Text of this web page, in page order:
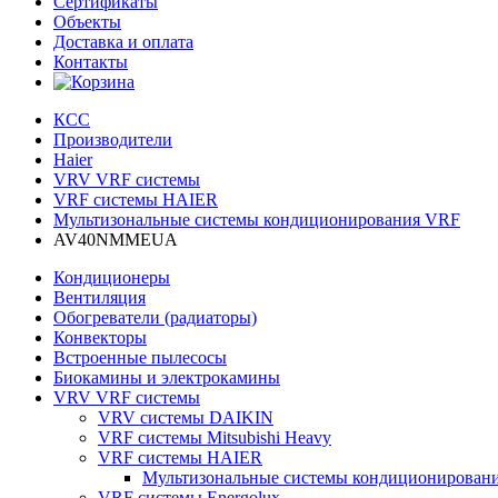
Объекты
Доставка и оплата
Контакты
КСС
Производители
Haier
VRV VRF системы
VRF системы HAIER
Мультизональные системы кондиционирования VRF
AV40NMMEUA
Кондиционеры
Вентиляция
Обогреватели (радиаторы)
Конвекторы
Встроенные пылесосы
Биокамины и электрокамины
VRV VRF системы
VRV системы DAIKIN
VRF системы Mitsubishi Heavy
VRF системы HAIER
Мультизональные системы